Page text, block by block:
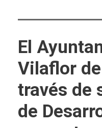
El
Vilaflor
través de
de